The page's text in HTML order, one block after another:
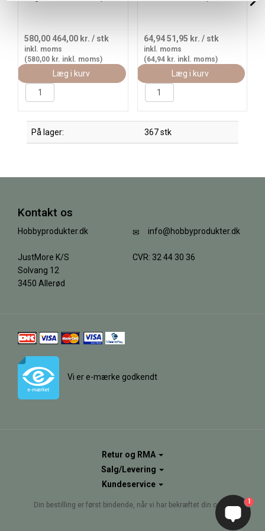
580,00 464,00 kr. / stk
inkl. moms
(580,00 kr. inkl. moms)
Læg i kurv
64,9451,95 kr. / stk
inkl. moms
(64,94 kr. inkl. moms)
Læg i kurv
På lager: 367 stk
Kontakt os
Hobbyprodukter.dk
JustMore K/S
Solvang 12
3450 Allerød
info@hobbyprodukter.dk
CVR: 32 44 30 36
Vi er e-mærke godkendt
Retur og RMA
Salg/Levering
Kundeservice
Din bestilling er først bindende, når vi har bekræftet din ordre. 1